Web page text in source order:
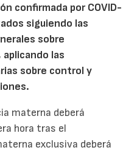
confirmada por COVID-
siguiendo las
sobre
las
sobre control y
materna deberá
hora tras el
exclusiva deberá